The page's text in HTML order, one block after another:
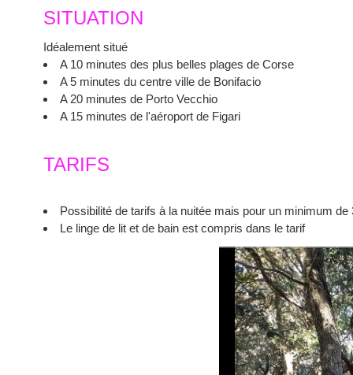
SITUATION
Idéalement situé
A 10 minutes des plus belles plages de Corse
A 5 minutes du centre ville de Bonifacio
A 20 minutes de Porto Vecchio
A 15 minutes de l'aéroport de Figari
TARIFS
Possibilité de tarifs à la nuitée mais pour un minimum de
Le linge de lit et de bain est compris dans le tarif